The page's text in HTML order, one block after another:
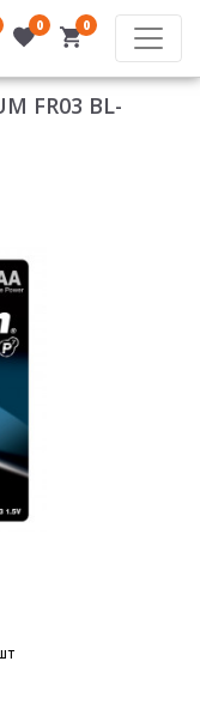
0 0
FR03 BL-